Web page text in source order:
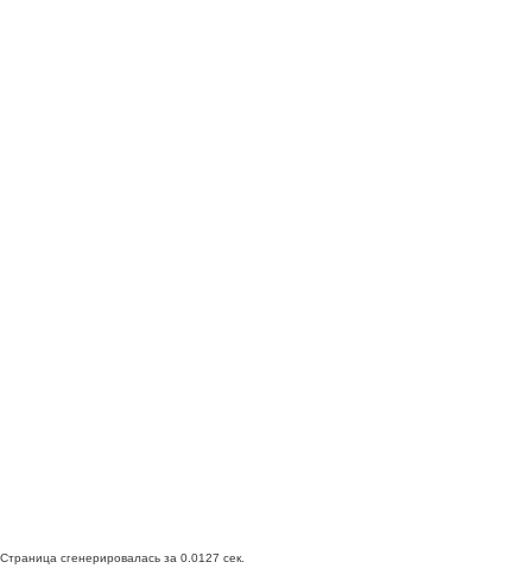
Страница сгенерировалась за 0.0127 сек.